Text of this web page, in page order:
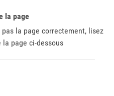
la page
la page correctement, lisez
page ci-dessous